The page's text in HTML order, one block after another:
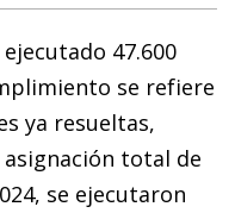
47.600
se refiere
ya resueltas,
total de
se ejecutaron